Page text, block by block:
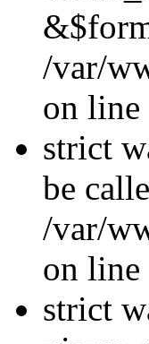
/var/
on line
strict
be
/var/
on line
strict